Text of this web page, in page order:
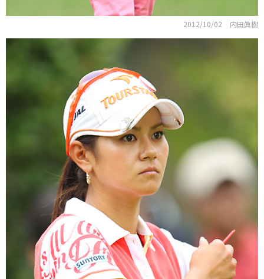
2012/10/02 内田眞樹